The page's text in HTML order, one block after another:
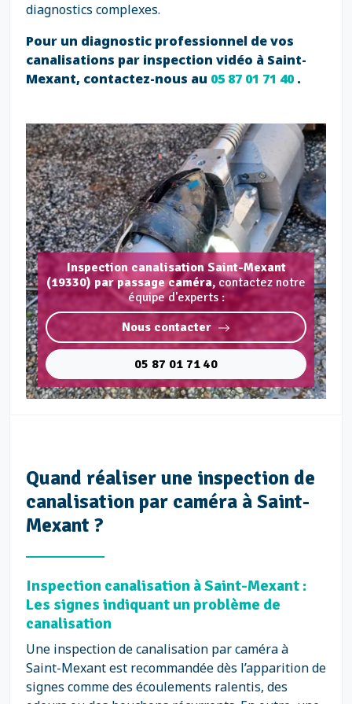
diagnostics complexes.
Pour un diagnostic professionnel de vos
canalisations par inspection vidéo à Saint-
Mexant, contactez-nous au 05 87 01 71 40.
Inspection canalisation Saint-Mexant
(19330) par passage caméra, contactez notre
équipe d'experts :
Nous contacter
05 87 01 71 40
Quand réaliser une inspection de
canalisation par caméra à Saint-
Mexant ?
Inspection canalisation à Saint-Mexant :
Les signes indiquant un problème de
canalisation
Une inspection de canalisation par caméra à
Saint-Mexant est recommandée dès l’apparition de
signes comme des écoulements ralentis, des